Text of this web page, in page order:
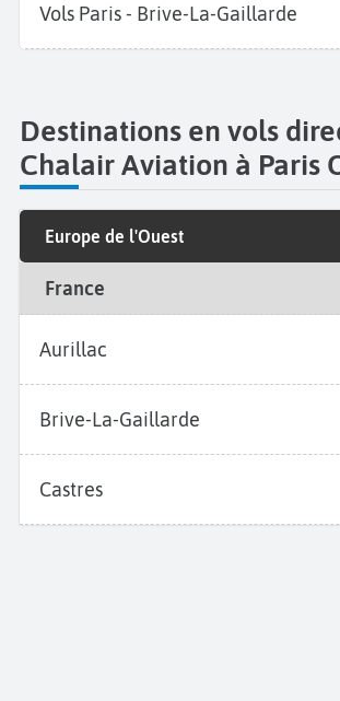
Vols Paris - Brive-La-Gaillarde
Destinations en vols
Chalair Aviation à Paris
Europe de l'Ouest
France
Aurillac
Brive-La-Gaillarde
Castres